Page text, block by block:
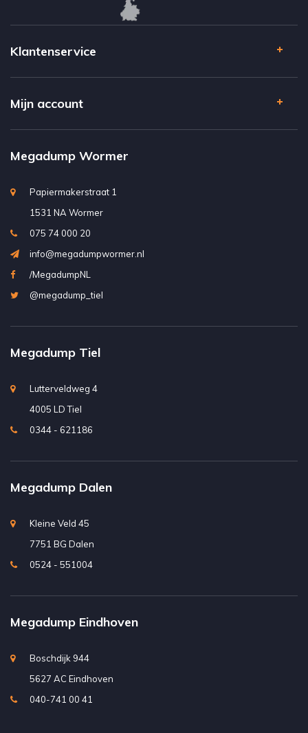
Klantenservice
Mijn account
Megadump Wormer
Papiermakerstraat 1
1531 NA Wormer
075 74 000 20
info@megadumpwormer.nl
/MegadumpNL
@megadump_tiel
Megadump Tiel
Lutterveldweg 4
4005 LD Tiel
0344 - 621186
Megadump Dalen
Kleine Veld 45
7751 BG Dalen
0524 - 551004
Megadump Eindhoven
Boschdijk 944
5627 AC Eindhoven
040-741 00 41